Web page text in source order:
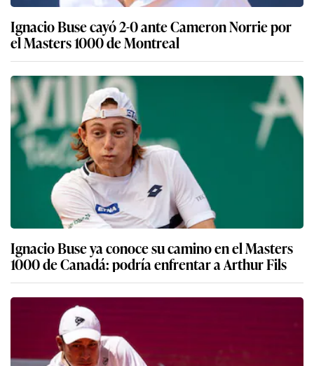
Ignacio Buse cayó 2-0 ante Cameron Norrie por
el Masters 1000 de Montreal
Ignacio Buse ya conoce su camino en el Masters
1000 de Canadá: podría enfrentar a Arthur Fils